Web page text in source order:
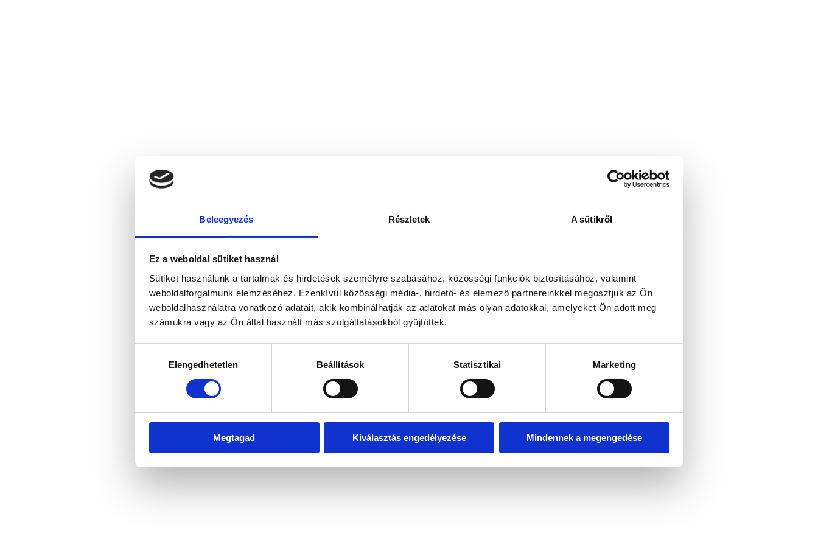
Beleegyezés Részletek A sütikről
Ez a weboldal sütiket használ
Sütiket használunk a tartalmak és hirdetések személyre szabásához, közösségi funkciók biztosításához, valamint
weboldalforgalmunk elemzéséhez. Ezenkívül közösségi média-, hirdető- és elemező partnereinkkel megosztjuk az Ön
weboldalhasználatra vonatkozó adatait, akik kombinálhatják az adatokat más olyan adatokkal, amelyeket Ön adott meg
számukra vagy az Ön által használt más szolgáltatásokból gyűjtöttek.
kiválasztásaElengedhetetlen Beállítások Statisztikai Marketing
Megtagad Kiválasztás engedélyezése Mindennek a megengedése
Application error: a client-side exception has occurred while loadingwww.bicapp.hu (see the browser console for more information)